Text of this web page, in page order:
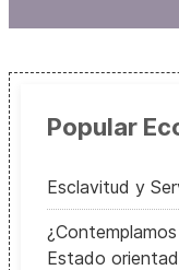
Popular
Esclavitud y
Estado